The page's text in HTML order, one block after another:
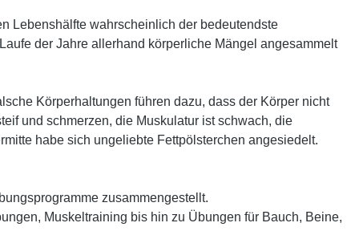
Lebenshälfte wahrscheinlich der bedeutendste
der Jahre allerhand körperliche Mängel angesammelt
Körperhaltungen führen dazu, dass der Körper nicht
und schmerzen, die Muskulatur ist schwach, die
habe sich ungeliebte Fettpölsterchen angesiedelt.
zusammengestellt.
Muskeltraining bis hin zu Übungen für Bauch, Beine,